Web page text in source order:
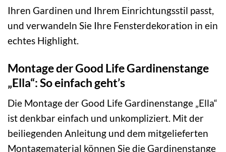
Ihren Gardinen und Ihrem Einrichtungsstil passt,
und verwandeln Sie Ihre Fensterdekoration in ein
echtes Highlight.
Montage der Good Life Gardinenstange
„Ella“: So einfach geht’s
Die Montage der Good Life Gardinenstange „Ella“
ist denkbar einfach und unkompliziert. Mit der
beiliegenden Anleitung und dem mitgelieferten
Montagematerial können Sie die Gardinenstange